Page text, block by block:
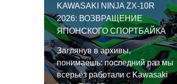
KAWASAKI NINJA ZX-10R
2026: ВОЗВРАЩЕНИЕ
ЯПОНСКОГО СПОРТБАЙКА
Заглянув в архивы,
понимаешь: последний раз мы
всерьёз работали с Kawasaki